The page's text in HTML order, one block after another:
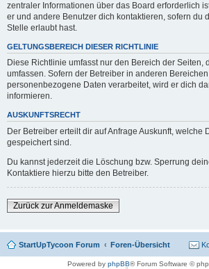
zentraler Informationen über das Board erforderlich
er und andere Benutzer dich kontaktieren, sofern du
Stelle erlaubt hast.
GELTUNGSBEREICH DIESER RICHTLINIE
Diese Richtlinie umfasst nur den Bereich der Seiten,
umfassen. Sofern der Betreiber in anderen
personenbezogene Daten verarbeitet, wird er dich
informieren.
AUSKUNFTSRECHT
Der Betreiber erteilt dir auf Anfrage Auskunft, welche
gespeichert sind.
Du kannst jederzeit die Löschung bzw. Sperrung
Kontaktiere hierzu bitte den Betreiber.
Zurück zur Anmeldemaske
StartUpTycoon Forum Foren-Übersicht
Powered by phpBB® Forum Software ©